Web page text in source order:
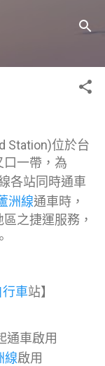
Station)位於台
口一帶，為
各站同時通車
洲線通車時，
之捷運服務，
行車站】
通車啟用
線啟用